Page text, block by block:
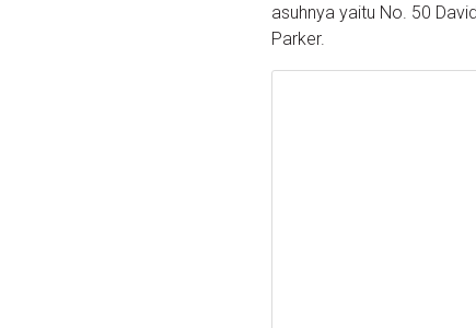
asuhnya yaitu No. 50
Parker.